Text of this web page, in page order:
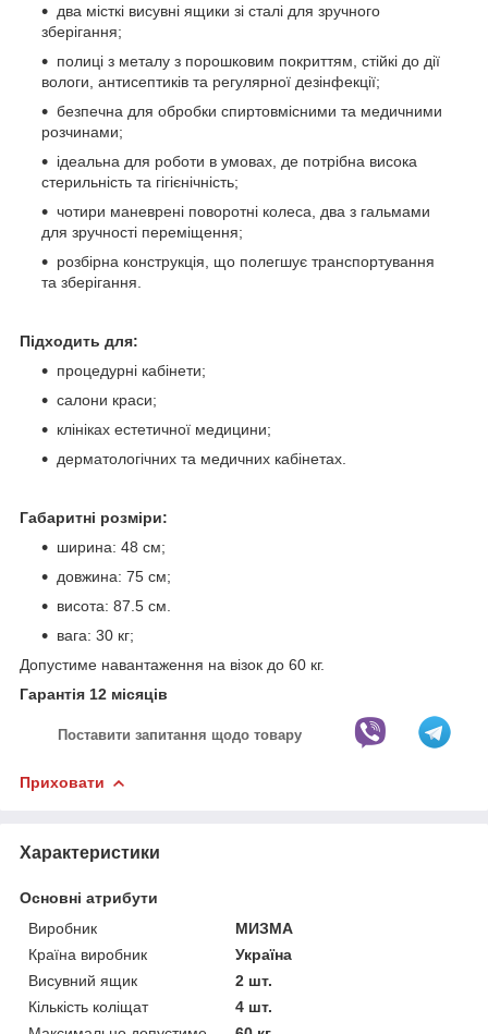
два місткі висувні ящики зі сталі для зручного
зберігання;
полиці з металу з порошковим покриттям, стійкі до дії
вологи, антисептиків та регулярної дезінфекції;
безпечна для обробки спиртовмісними та медичними
розчинами;
ідеальна для роботи в умовах, де потрібна висока
стерильність та гігієнічність;
чотири маневрені поворотні колеса, два з гальмами
для зручності переміщення;
розбірна конструкція, що полегшує транспортування
та зберігання.
Підходить для:
процедурні кабінети;
салони краси;
клініках естетичної медицини;
дерматологічних та медичних кабінетах.
Габаритні розміри:
ширина: 48 см;
довжина: 75 см;
висота: 87.5 см.
вага: 30 кг;
Допустиме навантаження на візок до 60 кг.
Гарантія 12 місяців
Поставити запитання щодо товару
Приховати
Характеристики
Основні атрибути
Виробник
МИЗМА
Країна виробник
Україна
Висувний ящик
2 шт.
Кількість коліщат
4 шт.